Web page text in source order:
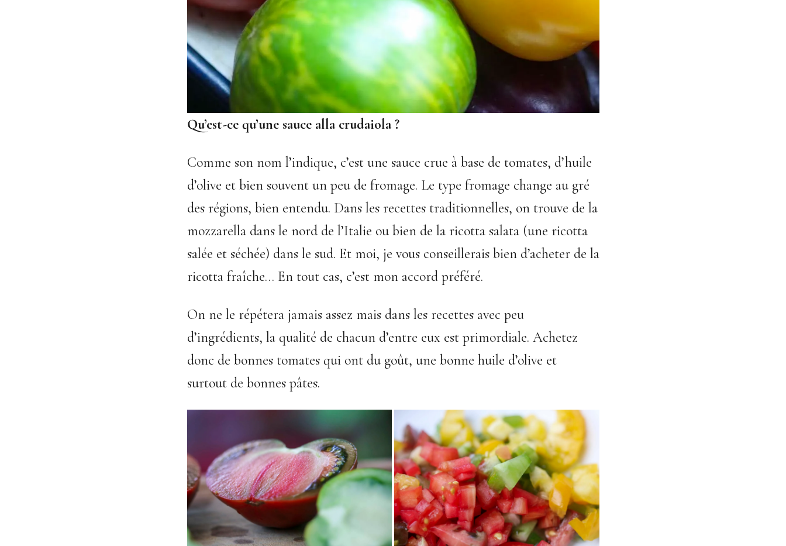
Qu’est-ce qu’une sauce alla crudaiola ?
Comme son nom l’indique, c’est une sauce crue à base de tomates, d’huile
d’olive et bien souvent un peu de fromage. Le type fromage change au gré
des régions, bien entendu. Dans les recettes traditionnelles, on trouve de la
mozzarella dans le nord de l’Italie ou bien de la ricotta salata (une ricotta
salée et séchée) dans le sud. Et moi, je vous conseillerais bien d’acheter de la
ricotta fraîche… En tout cas, c’est mon accord préféré.
On ne le répétera jamais assez mais dans les recettes avec peu
d’ingrédients, la qualité de chacun d’entre eux est primordiale. Achetez
donc de bonnes tomates qui ont du goût, une bonne huile d’olive et
surtout de bonnes pâtes.